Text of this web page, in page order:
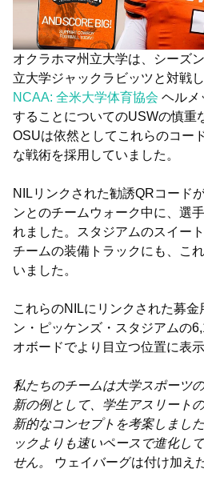
オクラホマ州立大学は、シーズ
立大学ジャックラビッツと対戦
NCAA: 全米大学体育協会 ヘルメ
することについてのUSWの慎重
OSUは依然としてこれらのコー
な戦術を採用していました。
NILリンクされた勧誘QRコード
ンとのチームウォーク中に、選
れました。スタジアムのスイー
チームの装備トラックにも、こ
いました。
これらのNILにリンクされた募
ン・ピッケンズ・スタジアムの
オボードでより目立つ位置に表
私たちのチームは大学スポーツ
新の例として、学生アスリート
新的なコンセプトを考案しまし
ックよりも速いペースで進化し
せん。
ウェイバーグは付け加え